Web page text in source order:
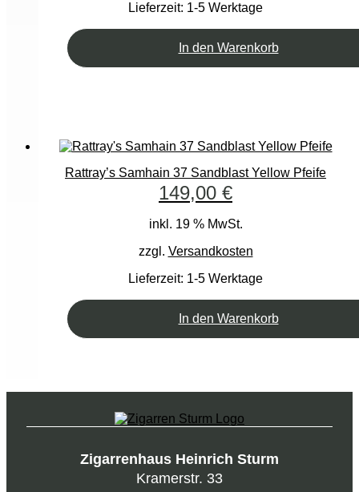
Lieferzeit: 1-5 Werktage
In den Warenkorb
Rattray’s Samhain 37 Sandblast Yellow Pfeife
149,00 €
inkl. 19 % MwSt.
zzgl. Versandkosten
Lieferzeit: 1-5 Werktage
In den Warenkorb
Zigarrenhaus Heinrich Sturm
Kramerstr. 33